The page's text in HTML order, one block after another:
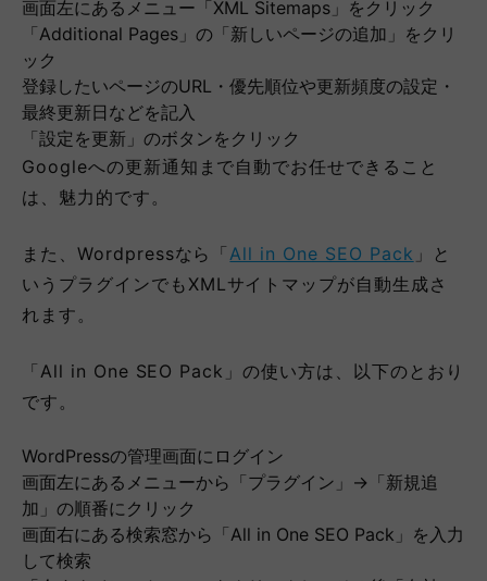
画面左にあるメニュー「XML Sitemaps」をクリック
「Additional Pages」の「新しいページの追加」をクリ
ック
登録したいページのURL・優先順位や更新頻度の設定・
最終更新日などを記入
「設定を更新」のボタンをクリック
Googleへの更新通知まで自動でお任せできること
は、魅力的です。
また、Wordpressなら「 All in One SEO Pack 」と
いうプラグインでもXMLサイトマップが自動生成さ
れます。
「All in One SEO Pack」の使い方は、以下のとおり
です。
WordPressの管理画面にログイン
画面左にあるメニューから「プラグイン」→「新規追
加」の順番にクリック
画面右にある検索窓から「All in One SEO Pack」を入力
して検索